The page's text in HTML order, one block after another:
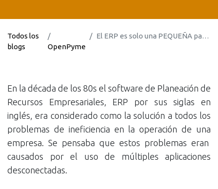
Todos los
blogs
OpenPyme
El ERP es solo una PEQUEÑA parte de la solución
En la década de los 80s el software de Planeación de
Recursos Empresariales, ERP por sus siglas en
inglés, era considerado como la solución a todos los
problemas de ineficiencia en la operación de una
empresa. Se pensaba que estos problemas eran
causados por el uso de múltiples aplicaciones
desconectadas.